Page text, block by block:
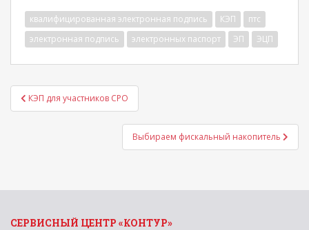
квалифицированная электронная подпись КЭП
птс
электронная подпись
электронных паспорт ЭП ЭЦП
Навигация
по
КЭП для участников СРО
Выбираем фискальный накопитель
СЕРВИСНЫЙ ЦЕНТР «КОНТУР»